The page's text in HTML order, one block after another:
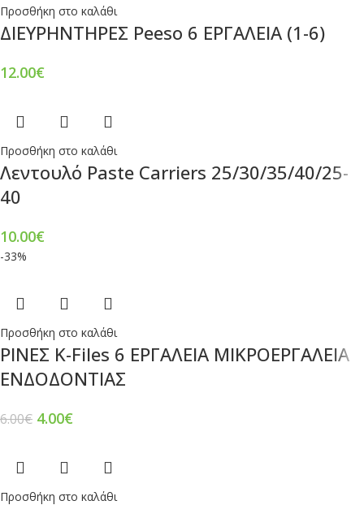
Προσθήκη στο καλάθι
ΔΙΕΥΡΗΝΤΗΡΕΣ Peeso 6 ΕΡΓΑΛΕΙΑ (1-6)
12.00€
Προσθήκη στο καλάθι
Λεντουλό Paste Carriers 25/30/35/40/25-
40
10.00€
-33%
Προσθήκη στο καλάθι
ΡΙΝΕΣ Κ-Files 6 ΕΡΓΑΛΕΙΑ ΜΙΚΡΟΕΡΓΑΛΕΙΑ
ΕΝΔΟΔΟΝΤΙΑΣ
6.00€ 4.00€
Προσθήκη στο καλάθι